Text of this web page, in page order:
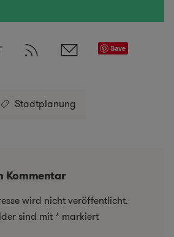
Save
Stadtplanung
Kommentar
wird nicht veröffentlicht.
sind mit * markiert